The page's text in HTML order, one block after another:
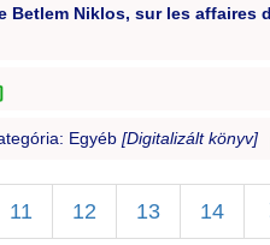
Betlem Niklos, sur les affaires
Egyéb [Digitalizált könyv]
11 12 13 14